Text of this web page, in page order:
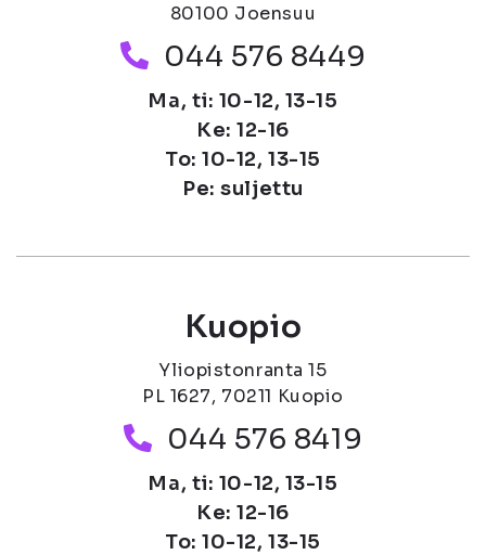
80100 Joensuu
Puhelinnumero
044 576 8449
Ma, ti: 10-12, 13-15
Ke: 12-16
To: 10-12, 13-15
Pe: suljettu
Kuopio
Yliopistonranta 15
PL 1627, 70211 Kuopio
Puhelinnumero
044 576 8419
Ma, ti: 10-12, 13-15
Ke: 12-16
To: 10-12, 13-15